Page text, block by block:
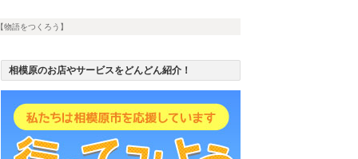
語をつくろう】
相模原のお店やサービスをどんどん紹介！